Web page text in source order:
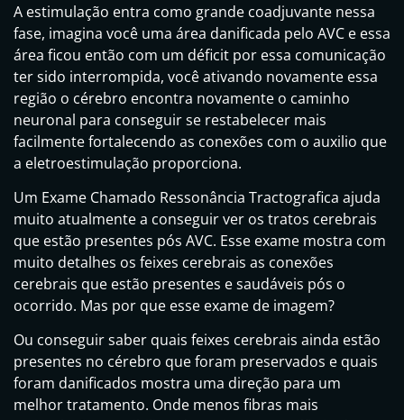
A estimulação entra como grande coadjuvante nessa
fase, imagina você uma área danificada pelo AVC e essa
área ficou então com um déficit por essa comunicação
ter sido interrompida, você ativando novamente essa
região o cérebro encontra novamente o caminho
neuronal para conseguir se restabelecer mais
facilmente fortalecendo as conexões com o auxilio que
a eletroestimulação proporciona.
Um Exame Chamado Ressonância Tractografica ajuda
muito atualmente a conseguir ver os tratos cerebrais
que estão presentes pós AVC. Esse exame mostra com
muito detalhes os feixes cerebrais as conexões
cerebrais que estão presentes e saudáveis pós o
ocorrido. Mas por que esse exame de imagem?
Ou conseguir saber quais feixes cerebrais ainda estão
presentes no cérebro que foram preservados e quais
foram danificados mostra uma direção para um
melhor tratamento. Onde menos fibras mais